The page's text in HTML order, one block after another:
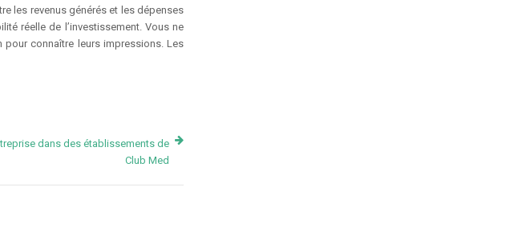
les revenus générés et les dépenses
réelle de l’investissement. Vous ne
connaître leurs impressions. Les
dans des établissements de
Club Med